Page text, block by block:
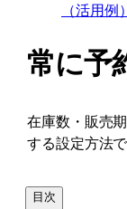
（活用
常に予
在庫数・販売
する設定方法で
目次